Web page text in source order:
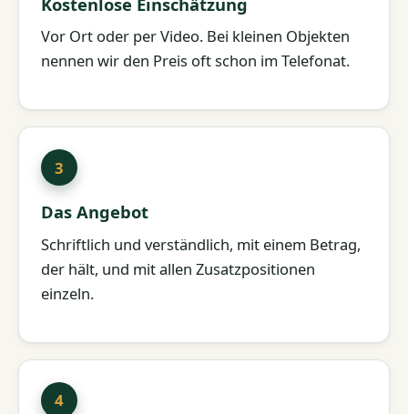
Vor Ort oder per Video. Bei kleinen Objekten
nennen wir den Preis oft schon im Telefonat.
Das Angebot
Schriftlich und verständlich, mit einem Betrag,
der hält, und mit allen Zusatzpositionen
einzeln.